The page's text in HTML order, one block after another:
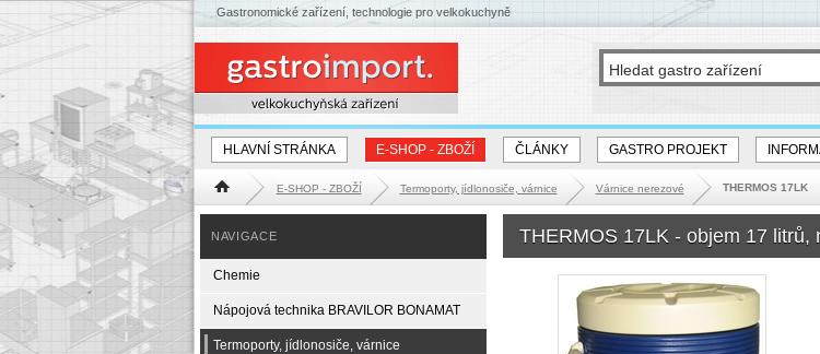
HLAVNÍ STRÁNKA E-SHOP - ZBOŽÍ ČLÁNKY GASTRO PROJEKT
Hlavní stránka E-SHOP - ZBOŽÍ Termoporty, jídlonosiče, várnice Várnice nerezové THERMOS 17LK
THERMOS 17LK - objem 17
NAVIGACE
Chemie
Nápojová technika BRAVILOR BONAMAT
Termoporty, jídlonosiče, várnice
Gastronomické zařízení, technologie pro velkokuchyně